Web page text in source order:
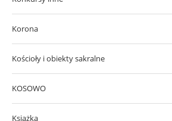
Korona
Kościoły i obiekty sakralne
KOSOWO
Książka